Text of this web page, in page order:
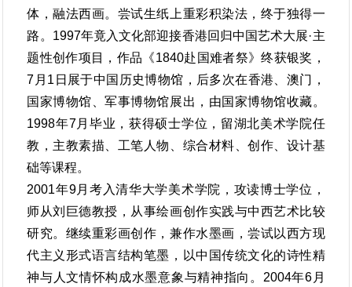
体，融法西画。尝试生纸上重彩积染法，终于独得一
路。1997年竟入文化部迎接香港回归中国艺术大展·主
题性创作项目，作品《1840赴国难者祭》终获银奖，
7月1日展于中国历史博物馆，后多次在香港、澳门，
国家博物馆、军事博物馆展出，由国家博物馆收藏。
1998年7月毕业，获得硕士学位，留湖北美术学院任
教，主教素描、工笔人物、综合材料、创作、设计基
础等课程。
2001年9月考入清华大学美术学院，攻读博士学位，
师从刘巨德教授，从事绘画创作实践与中西艺术比较
研究。继续重彩画创作，兼作水墨画，尝试以西方现
代主义形式语言结构笔墨，以中国传统文化的诗性精
神与人文情怀构成水墨意象与精神指向。2004年6月